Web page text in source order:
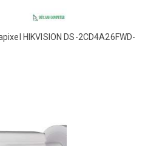
Dynamic Analysis
HTTPS, FTP, DHCP,
DNS, DDNS, RTP, RTSP,
HIKVISION DS-2CD4A26FWD-